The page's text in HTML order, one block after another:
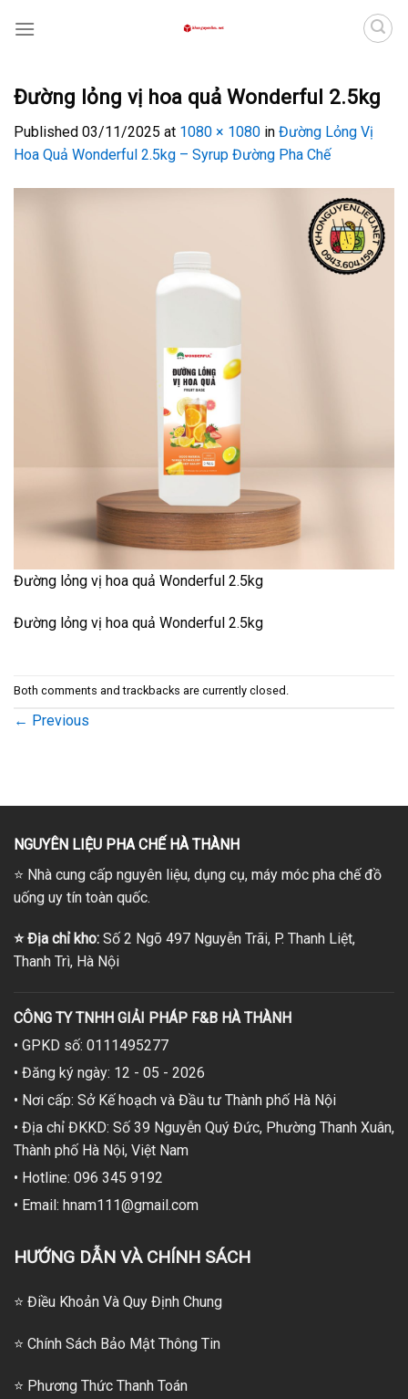
Đường lỏng vị hoa quả Wonderful 2.5kg
Published 03/11/2025 at 1080 × 1080 in Đường Lỏng Vị
Hoa Quả Wonderful 2.5kg – Syrup Đường Pha Chế
Đường lỏng vị hoa quả Wonderful 2.5kg
Đường lỏng vị hoa quả Wonderful 2.5kg
Both comments and trackbacks are currently closed.
← Previous
NGUYÊN LIỆU PHA CHẾ HÀ THÀNH
⭐ Nhà cung cấp nguyên liệu, dụng cụ, máy móc pha chế đồ
uống uy tín toàn quốc.
⭐Địa chỉ kho: Số 2 Ngõ 497 Nguyễn Trãi, P. Thanh Liệt,
Thanh Trì, Hà Nội
CÔNG TY TNHH GIẢI PHÁP F&B HÀ THÀNH
• GPKD số: 0111495277
• Đăng ký ngày: 12 - 05 - 2026
• Nơi cấp: Sở Kế hoạch và Đầu tư Thành phố Hà Nội
• Địa chỉ ĐKKD: Số 39 Nguyễn Quý Đức, Phường Thanh Xuân,
Thành phố Hà Nội, Việt Nam
• Hotline: 096 345 9192
• Email: hnam111@gmail.com
HƯỚNG DẪN VÀ CHÍNH SÁCH
⭐ Điều Khoản Và Quy Định Chung
⭐ Chính Sách Bảo Mật Thông Tin
⭐ Phương Thức Thanh Toán